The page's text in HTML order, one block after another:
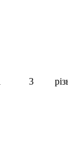
3